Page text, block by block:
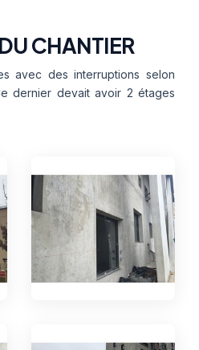
CHANTIER
avec des interruptions selon
dernier devait avoir 2 étages